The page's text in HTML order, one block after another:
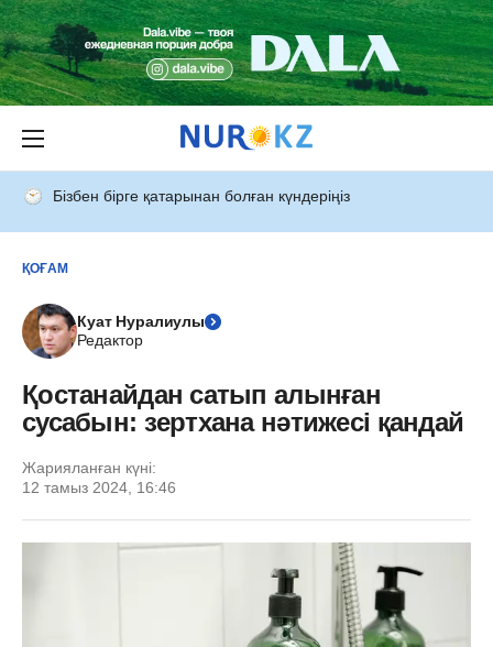
Бізбен бірге қатарынан болған күндеріңіз
ҚОҒАМ
Куат Нуралиулы
Редактор
Қостанайдан сатып алынған
сусабын: зертхана нәтижесі қандай
Жарияланған күні:
12 тамыз 2024, 16:46